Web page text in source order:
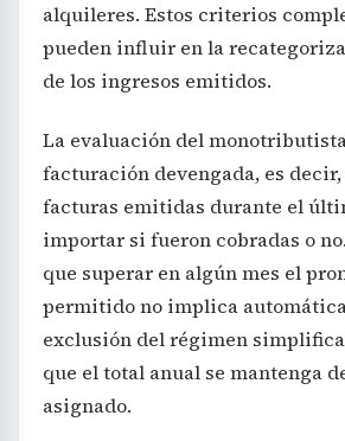
alquileres. Estos criterios
pueden influir en la
de los ingresos emitidos.
La evaluación del
facturación devengada, es
facturas emitidas durante el
importar si fueron cobradas o
que superar en algún mes el
permitido no implica
exclusión del régimen
que el total anual se mantenga
asignado.